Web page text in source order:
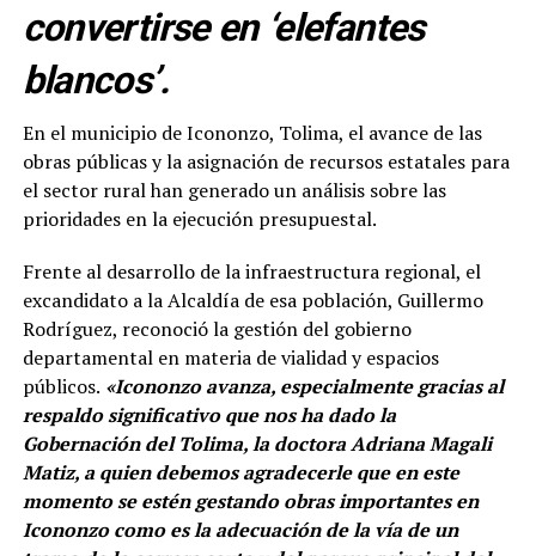
convertirse en ‘elefantes
blancos’.
En el municipio de Icononzo, Tolima, el avance de las
obras públicas y la asignación de recursos estatales para
el sector rural han generado un análisis sobre las
prioridades en la ejecución presupuestal.
Frente al desarrollo de la infraestructura regional, el
excandidato a la Alcaldía de esa población, Guillermo
Rodríguez, reconoció la gestión del gobierno
departamental en materia de vialidad y espacios
públicos. «Icononzo avanza, especialmente gracias al
respaldo significativo que nos ha dado la
Gobernación del Tolima, la doctora Adriana Magali
Matiz, a quien debemos agradecerle que en este
momento se estén gestando obras importantes en
Icononzo como es la adecuación de la vía de un